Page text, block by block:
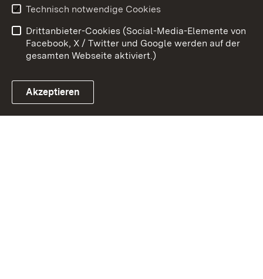
Link zum Landesportal
Barrierefreiheit
Impressum Cookies
Technisch notwendige Cookies
Drittanbieter-Cookies (Social-Media-Elemente von
Facebook, X / Twitter und Google werden auf der
gesamten Webseite aktiviert.)
Akzeptieren